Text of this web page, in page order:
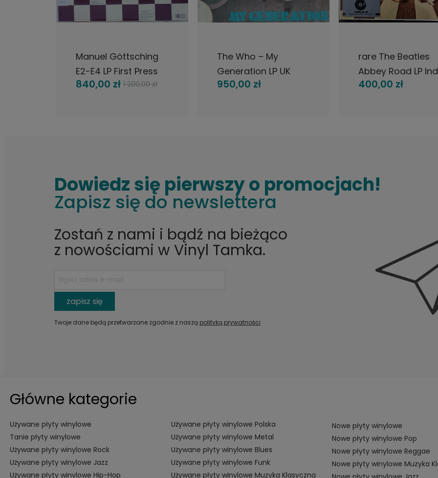
Manuel Göttsching
E2-E4 LP First Press
Krautrock
840,00 zł 1 200,00 zł
The Who – My
Generation LP UK
Brunswick 1965
950,00 zł
POWIADOM O DOSTĘPNOŚCI
rare The Beatles
Abbey Road LP
1969
400,00 zł
POWIADOM O
Dowiedz się pierwszy o promocjach!
Zapisz się do newslettera
Zostań z nami i bądź na bieżąco
z nowościami w Vinyl Tamka.
zapisz się
Twoje dane będą przetwarzane zgodnie z naszą polityką prywatności
Główne kategorie
Używane płyty winylowe
Tanie płyty winylowe
Używane płyty winylowe Rock
Używane płyty winylowe Jazz
Używane płyty winylowe Hip-Hop
Używane płyty winylowe Polska
Używane płyty winylowe Metal
Używane płyty winylowe Blues
Używane płyty winylowe Funk
Używane płyty winylowe Muzyka Klasyczna
Nowe płyty winylowe
Nowe płyty winylowe Pop
Nowe płyty winylowe Reggae
Nowe płyty winylowe Muzyka